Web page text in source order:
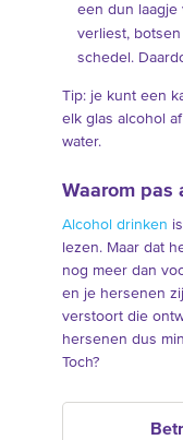
een dun laagje
verliest,
schedel.
Tip: je kunt een
elk glas alcohol
water.
Waarom pas
Alcohol drinken
lezen. Maar dat
nog meer dan
en je hersenen
verstoort die
hersenen dus
Toch?